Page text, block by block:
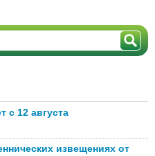
с 12 августа
извещениях от